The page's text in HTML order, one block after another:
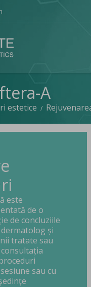
A
estetice /
este
de o
de concluziile
și
tratate sau
sau cu